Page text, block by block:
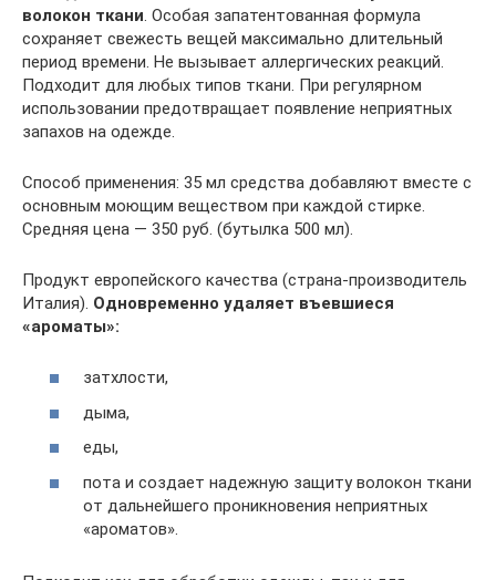
волокон ткани. Особая запатентованная формула
сохраняет свежесть вещей максимально длительный
период времени. Не вызывает аллергических реакций.
Подходит для любых типов ткани. При регулярном
использовании предотвращает появление неприятных
запахов на одежде.
Способ применения: 35 мл средства добавляют вместе с
основным моющим веществом при каждой стирке.
Средняя цена — 350 руб. (бутылка 500 мл).
Продукт европейского качества (страна-производитель
Италия). Одновременно удаляет въевшиеся
«ароматы»:
затхлости,
дыма,
еды,
пота и создает надежную защиту волокон ткани
от дальнейшего проникновения неприятных
«ароматов».